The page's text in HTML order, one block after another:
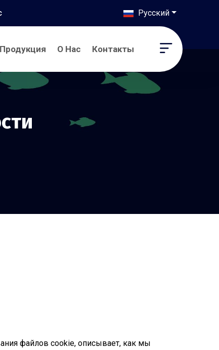
Русский
Продукция О Нас Контакты ,
файлов cookie, описывает, как мы